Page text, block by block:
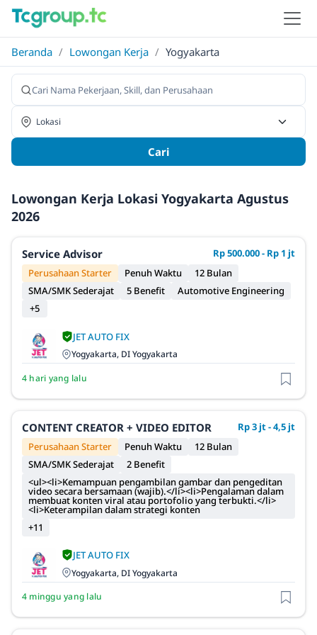
Beranda / Lowongan Kerja / Yogyakarta
Cari
Lowongan Kerja Lokasi Yogyakarta Agustus
2026
Service Advisor
Rp 500.000 - Rp 1 jt
Perusahaan Starter
Penuh Waktu
12 Bulan
SMA/SMK Sederajat
5 Benefit
Automotive Engineering
+5
JET AUTO FIX
Yogyakarta, DI Yogyakarta
4 hari yang lalu
CONTENT CREATOR + VIDEO EDITOR
Rp 3 jt - 4,5 jt
Perusahaan Starter
Penuh Waktu
12 Bulan
SMA/SMK Sederajat
2 Benefit
<ul><li>Kemampuan pengambilan gambar dan pengeditan
video secara bersamaan (wajib).</li><li>Pengalaman dalam
membuat konten viral atau portofolio yang terbukti.</li>
<li>Keterampilan dalam strategi konten
+11
JET AUTO FIX
Yogyakarta, DI Yogyakarta
4 minggu yang lalu